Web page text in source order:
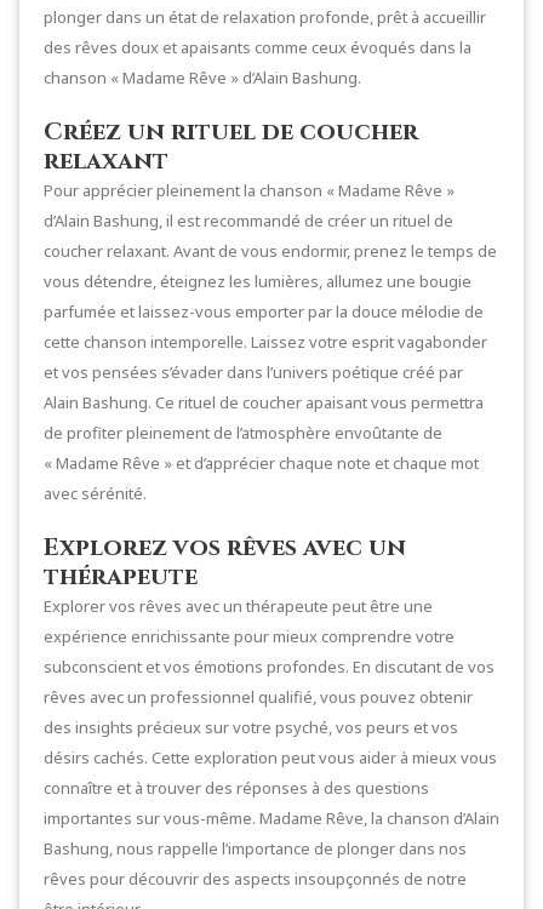
plonger dans un état de relaxation profonde, prêt à accueillir
des rêves doux et apaisants comme ceux évoqués dans la
chanson « Madame Rêve » d’Alain Bashung.
Créez un rituel de coucher
relaxant
Pour apprécier pleinement la chanson « Madame Rêve »
d’Alain Bashung, il est recommandé de créer un rituel de
coucher relaxant. Avant de vous endormir, prenez le temps de
vous détendre, éteignez les lumières, allumez une bougie
parfumée et laissez-vous emporter par la douce mélodie de
cette chanson intemporelle. Laissez votre esprit vagabonder
et vos pensées s’évader dans l’univers poétique créé par
Alain Bashung. Ce rituel de coucher apaisant vous permettra
de profiter pleinement de l’atmosphère envoûtante de
« Madame Rêve » et d’apprécier chaque note et chaque mot
avec sérénité.
Explorez vos rêves avec un
thérapeute
Explorer vos rêves avec un thérapeute peut être une
expérience enrichissante pour mieux comprendre votre
subconscient et vos émotions profondes. En discutant de vos
rêves avec un professionnel qualifié, vous pouvez obtenir
des insights précieux sur votre psyché, vos peurs et vos
désirs cachés. Cette exploration peut vous aider à mieux vous
connaître et à trouver des réponses à des questions
importantes sur vous-même. Madame Rêve, la chanson d’Alain
Bashung, nous rappelle l’importance de plonger dans nos
rêves pour découvrir des aspects insoupçonnés de notre